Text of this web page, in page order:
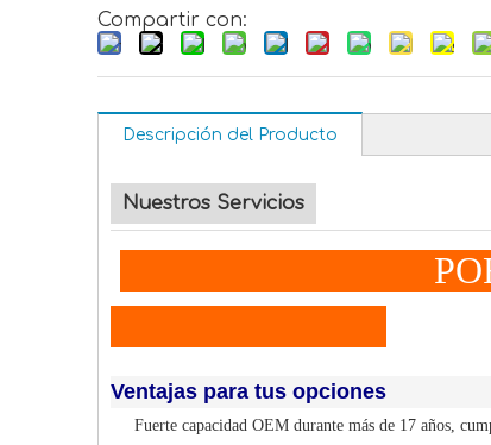
Compartir con:
Descripción del Producto
Nuestros Servicios
POR QUÉ A
Ventajas para tus opciones
Fuerte capacidad OEM durante más de 17 años,